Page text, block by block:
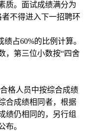
质。面试成绩满分为
不得进入下一招聘环
占60%的比例计算。
，第三位小数按“四舍
格人员中按综合成绩
合成绩相同者，根据
绩仍相同的，另行组
布。